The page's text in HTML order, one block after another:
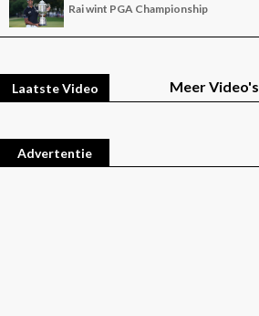
Rai wint PGA Championship
Laatste Video Meer Video's
Advertentie